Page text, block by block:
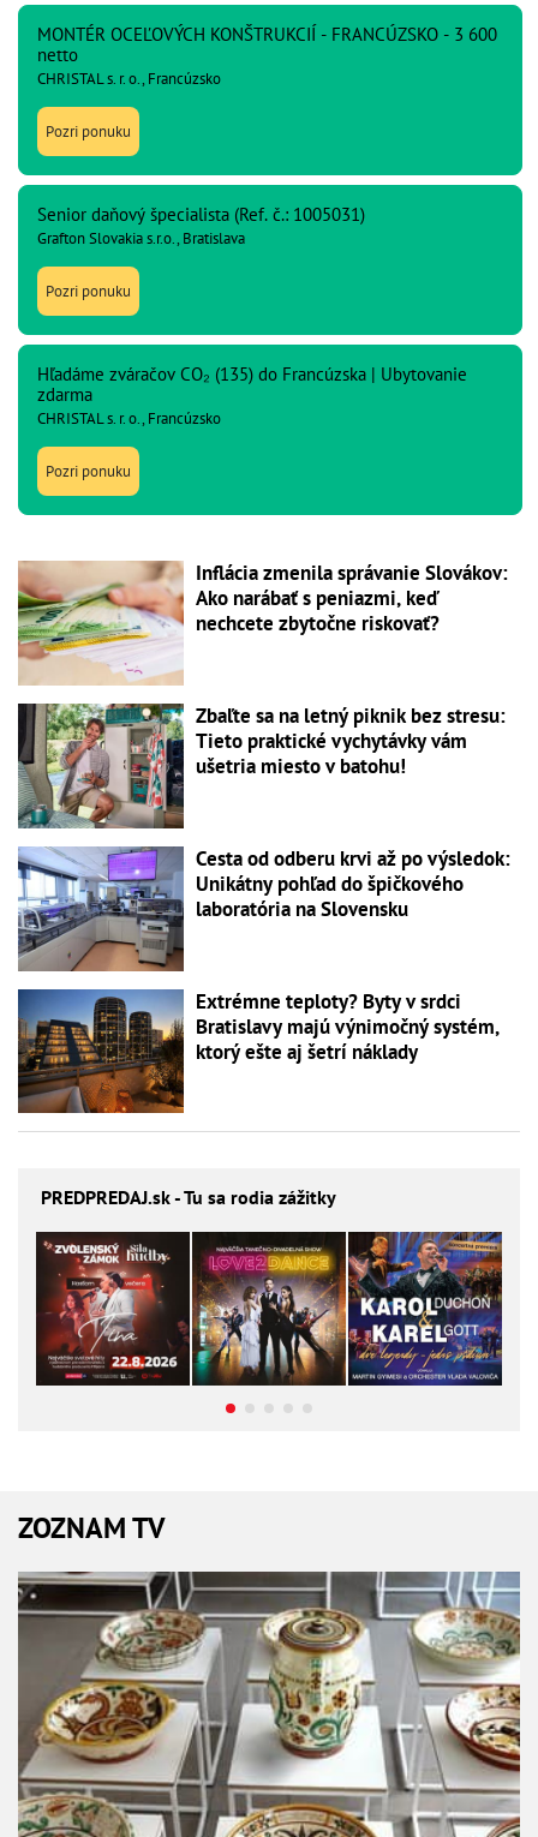
MONTÉR OCEĽOVÝCH KONŠTRUKCIÍ - FRANCÚZSKO - 3 600
netto
CHRISTAL s. r. o., Francúzsko
Pozri ponuku
Senior daňový špecialista (Ref. č.: 1005031)
Grafton Slovakia s.r.o., Bratislava
Pozri ponuku
Hľadáme zváračov CO₂ (135) do Francúzska | Ubytovanie
zdarma
CHRISTAL s. r. o., Francúzsko
Pozri ponuku
Inflácia zmenila správanie Slovákov:
Ako narábať s peniazmi, keď
nechcete zbytočne riskovať?
Zbaľte sa na letný piknik bez stresu:
Tieto praktické vychytávky vám
ušetria miesto v batohu!
Cesta od odberu krvi až po výsledok:
Unikátny pohľad do špičkového
laboratória na Slovensku
Extrémne teploty? Byty v srdci
Bratislavy majú výnimočný systém,
ktorý ešte aj šetrí náklady
PREDPREDAJ.sk - Tu sa rodia zážitky
ZOZNAM TV